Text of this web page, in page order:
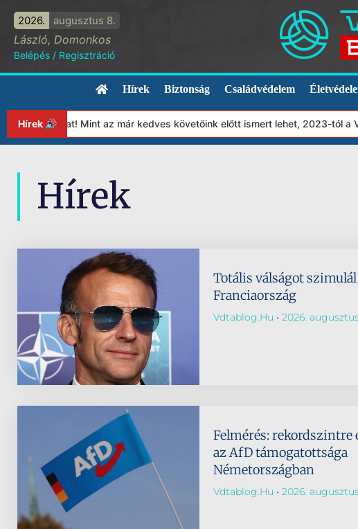
2026. augusztus 8.
László, Domonkos
Belépés / Regisztráció
Hírek Biztonság Családvédelem
Hírek 🔊 Mint az már kedves követőink előtt ismert lehet, 2023-tól a
Hírek
Totális válságot szimulál
Franciaország
Vdtablog.hu 2026.
Felmérés: rekordszintre
az AfD támogatottsága
Németországban
Vdtablog.hu 2026.